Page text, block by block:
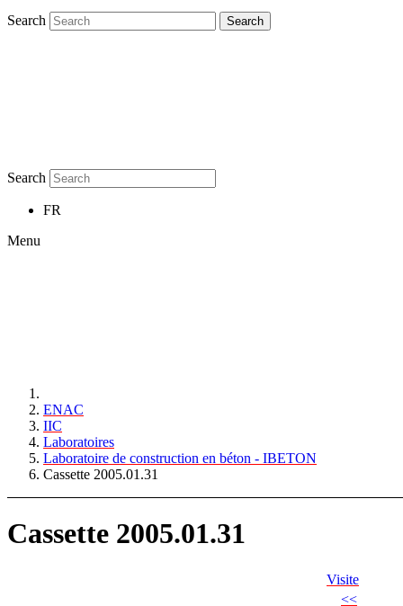
Search Search
Search
FR
Menu
ENAC
IIC
Laboratoires
Laboratoire de construction en béton - IBETON
Cassette 2005.01.31
Cassette 2005.01.31
Visite
<<